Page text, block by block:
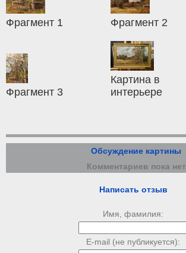
Фрагмент 1 Фрагмент 2
Фрагмент 3
Картина в
интерьере
Обсуждение картины
Комментариев пока нет
Написать отзыв
Имя, фамилия:
E-mail (не публикуется):